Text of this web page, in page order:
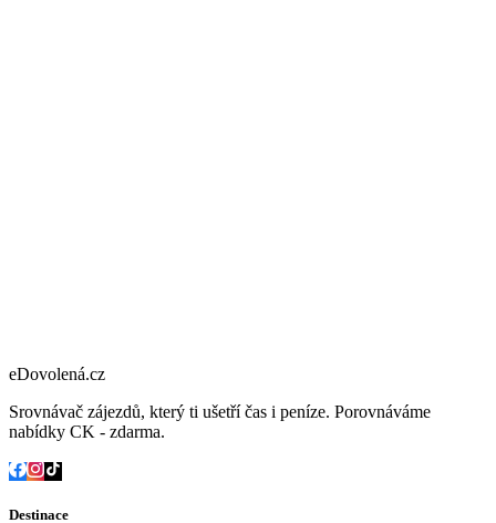
eDovolená.cz
Srovnávač zájezdů, který ti ušetří čas i peníze. Porovnáváme
nabídky CK - zdarma.
Destinace